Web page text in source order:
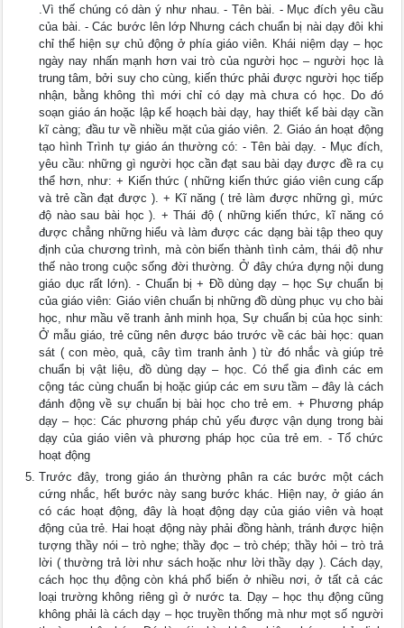
.Vì thế chúng có dàn ý như nhau. - Tên bài. - Mục đích yêu cầu
của bài. - Các bước lên lớp Nhưng cách chuẩn bị nài dạy đôi khi
chỉ thể hiện sự chủ động ở phía giáo viên. Khái niệm dạy – học
ngày nay nhấn mạnh hơn vai trò của người học – người học là
trung tâm, bởi suy cho cùng, kiến thức phải được người học tiếp
nhận, bằng không thì mới chỉ có dạy mà chưa có học. Do đó
soạn giáo án hoặc lập kế hoạch bài dạy, hay thiết kế bài dạy cần
kĩ càng; đầu tư về nhiều mặt của giáo viên. 2. Giáo án hoạt động
tạo hình Trình tự giáo án thường có: - Tên bài dạy. - Mục đích,
yêu cầu: những gì người học cần đạt sau bài dạy được đề ra cụ
thể hơn, như: + Kiến thức ( những kiến thức giáo viên cung cấp
và trẻ cần đạt được ). + Kĩ năng ( trẻ làm được những gì, mức
độ nào sau bài học ). + Thái độ ( những kiến thức, kĩ năng có
được chẳng những hiểu và làm được các dạng bài tập theo quy
định của chương trình, mà còn biến thành tình cảm, thái độ như
thế nào trong cuộc sống đời thường. Ở đây chứa đựng nội dung
giáo dục rất lớn). - Chuẩn bị + Đồ dùng dạy – học Sự chuẩn bị
của giáo viên: Giáo viên chuẩn bị những đồ dùng phục vụ cho bài
học, như mầu vẽ tranh ảnh minh họa, Sự chuẩn bị của học sinh:
Ở mẫu giáo, trẻ cũng nên được báo trước về các bài học: quan
sát ( con mèo, quả, cây tìm tranh ảnh ) từ đó nhắc và giúp trẻ
chuẩn bị vật liệu, đồ dùng dạy – học. Có thể gia đình các em
cộng tác cùng chuẩn bị hoặc giúp các em sưu tầm – đây là cách
đánh động về sự chuẩn bị bài học cho trẻ em. + Phương pháp
dạy – học: Các phương pháp chủ yếu được vận dụng trong bài
dạy của giáo viên và phương pháp học của trẻ em. - Tổ chức
hoạt động
Trước đây, trong giáo án thường phân ra các bước một cách
cứng nhắc, hết bước này sang bước khác. Hiện nay, ở giáo án
có các hoạt động, đây là hoạt động dạy của giáo viên và hoạt
động của trẻ. Hai hoạt động này phải đồng hành, tránh được hiện
tượng thầy nói – trò nghe; thầy đọc – trò chép; thầy hỏi – trò trả
lời ( thường trả lời như sách hoặc như lời thầy dạy ). Cách dạy,
cách học thụ động còn khá phổ biến ở nhiều nơi, ở tất cả các
loại trường không riêng gì ở nước ta. Dạy – học thụ động cũng
không phải là cách dạy – học truyền thống mà như mọt số người